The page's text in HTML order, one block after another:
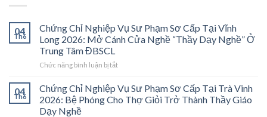
04
Th6
Chứng Chỉ Nghiệp Vụ Sư Phạm Sơ Cấp Tại Vĩnh
Long 2026: Mở Cánh Cửa Nghề “Thầy Dạy Nghề” Ở
Trung Tâm ĐBSCL
Chức năng bình luận bị tắtở
Chỉ
Nghiệp
Vụ
04
Th6
Chứng Chỉ Nghiệp Vụ Sư Phạm Sơ Cấp Tại Trà Vinh
2026: Bệ Phóng Cho Thợ Giỏi Trở Thành Thầy Giáo
Dạy Nghề